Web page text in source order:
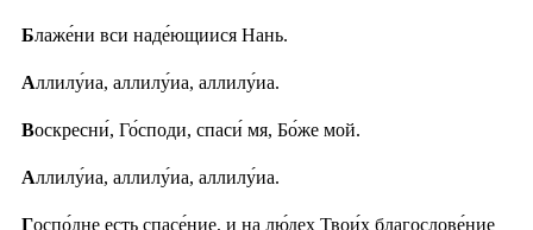
Блаже́ни вси наде́ющиися Нань.
Аллилу́иа, аллилу́иа, аллилу́иа.
Воскресни́, Го́споди, спаси́ мя, Бо́же мой.
Аллилу́иа, аллилу́иа, аллилу́иа.
Госпо́дне есть спасе́ние, и на лю́дех Твои́х благослове́ние